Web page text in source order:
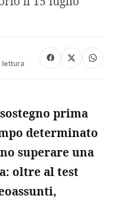
lettura
prima
determinato
superare una
oltre al test